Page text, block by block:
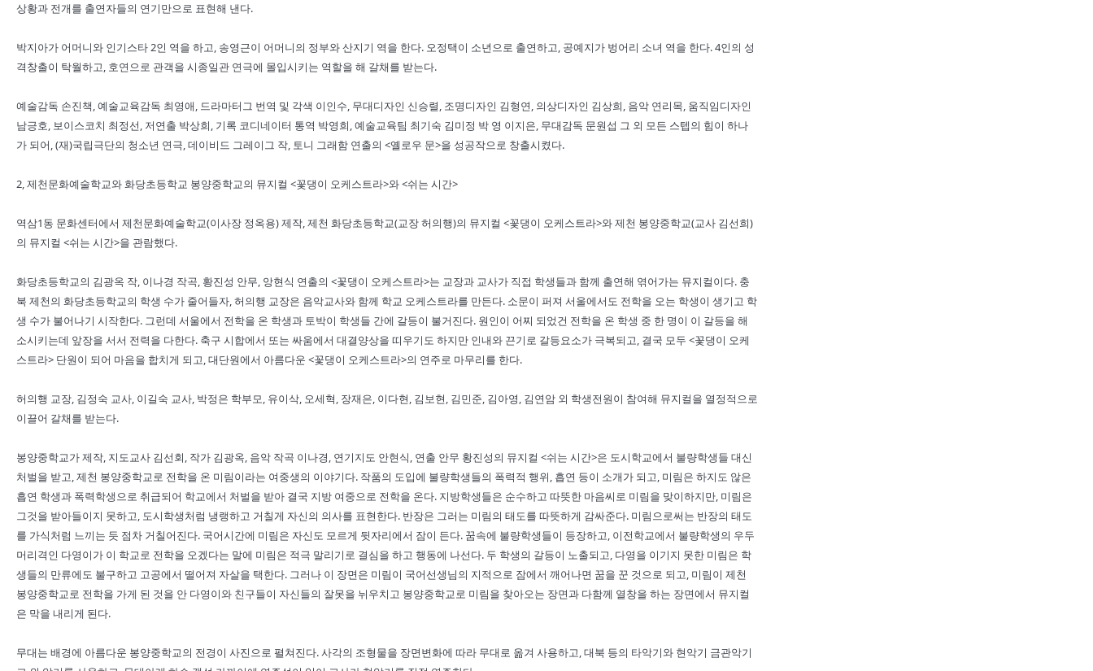
상황과 전개를 출연자들의 연기만으로 표현해 낸다.
박지아가 어머니와 인기스타 2인 역을 하고, 송영근이 어머니의 정부와 산지기 역을 한다. 오정택이 소년으로 출연하고, 공예지가 벙어리 소녀 역을 한다. 4인의 성
격창출이 탁월하고, 호연으로 관객을 시종일관 연극에 몰입시키는 역할을 해 갈채를 받는다.
예술감독 손진책, 예술교육감독 최영애, 드라마터그 번역 및 각색 이인수, 무대디자인 신승렬, 조명디자인 김형연, 의상디자인 김상희, 음악 연리목, 움직임디자인
남긍호, 보이스코치 최정선, 저연출 박상희, 기록 코디네이터 통역 박영희, 예술교육팀 최기숙 김미정 박 영 이지은, 무대감독 문원섭 그 외 모든 스텝의 힘이 하나
가 되어, (재)국립극단의 청소년 연극, 데이비드 그레이그 작, 토니 그래함 연출의 <옐로우 문>을 성공작으로 창출시켰다.
2, 제천문화예술학교와 화당초등학교 봉양중학교의 뮤지컬 <꽃댕이 오케스트라>와 <쉬는 시간>
역삼1동 문화센터에서 제천문화예술학교(이사장 정옥용) 제작, 제천 화당초등학교(교장 허의행)의 뮤지컬 <꽃댕이 오케스트라>와 제천 봉양중학교(교사 김선희)
의 뮤지컬 <쉬는 시간>을 관람했다.
화당초등학교의 김광옥 작, 이나경 작곡, 황진성 안무, 앙현식 연출의 <꽃댕이 오케스트라>는 교장과 교사가 직접 학생들과 함께 출연해 엮어가는 뮤지컬이다. 충
북 제천의 화당초등학교의 학생 수가 줄어들자, 허의행 교장은 음악교사와 함께 학교 오케스트라를 만든다. 소문이 퍼져 서울에서도 전학을 오는 학생이 생기고 학
생 수가 불어나기 시작한다. 그런데 서울에서 전학을 온 학생과 토박이 학생들 간에 갈등이 불거진다. 원인이 어찌 되었건 전학을 온 학생 중 한 명이 이 갈등을 해
소시키는데 앞장을 서서 전력을 다한다. 축구 시합에서 또는 싸움에서 대결양상을 띠우기도 하지만 인내와 끈기로 갈등요소가 극복되고, 결국 모두 <꽃댕이 오케
스트라> 단원이 되어 마음을 합치게 되고, 대단원에서 아름다운 <꽃댕이 오케스트라>의 연주로 마무리를 한다.
허의행 교장, 김정숙 교사, 이길숙 교사, 박정은 학부모, 유이삭, 오세혁, 장재은, 이다현, 김보현, 김민준, 김아영, 김연암 외 학생전원이 참여해 뮤지컬을 열정적으로
이끌어 갈채를 받는다.
봉양중학교가 제작, 지도교사 김선회, 작가 김광옥, 음악 작곡 이나경, 연기지도 안현식, 연출 안무 황진성의 뮤지컬 <쉬는 시간>은 도시학교에서 불량학생들 대신
처벌을 받고, 제천 봉양중학교로 전학을 온 미림이라는 여중생의 이야기다. 작품의 도입에 불량학생들의 폭력적 행위, 흡연 등이 소개가 되고, 미림은 하지도 않은
흡연 학생과 폭력학생으로 취급되어 학교에서 처벌을 받아 결국 지방 여중으로 전학을 온다. 지방학생들은 순수하고 따뜻한 마음씨로 미림을 맞이하지만, 미림은
그것을 받아들이지 못하고, 도시학생처럼 냉랭하고 거칠게 자신의 의사를 표현한다. 반장은 그러는 미림의 태도를 따뜻하게 감싸준다. 미림으로써는 반장의 태도
를 가식처럼 느끼는 듯 점차 거칠어진다. 국어시간에 미림은 자신도 모르게 뒷자리에서 잠이 든다. 꿈속에 불량학생들이 등장하고, 이전학교에서 불량학생의 우두
머리격인 다영이가 이 학교로 전학을 오겠다는 말에 미림은 적극 말리기로 결심을 하고 행동에 나선다. 두 학생의 갈등이 노출되고, 다영을 이기지 못한 미림은 학
생들의 만류에도 불구하고 고공에서 떨어져 자살을 택한다. 그러나 이 장면은 미림이 국어선생님의 지적으로 잠에서 깨어나면 꿈을 꾼 것으로 되고, 미림이 제천
봉양중학교로 전학을 가게 된 것을 안 다영이와 친구들이 자신들의 잘못을 뉘우치고 봉양중학교로 미림을 찾아오는 장면과 다함께 열창을 하는 장면에서 뮤지컬
은 막을 내리게 된다.
무대는 배경에 아름다운 봉양중학교의 전경이 사진으로 펼쳐진다. 사각의 조형물을 장면변화에 따라 무대로 옮겨 사용하고, 대북 등의 타악기와 현악기 금관악기